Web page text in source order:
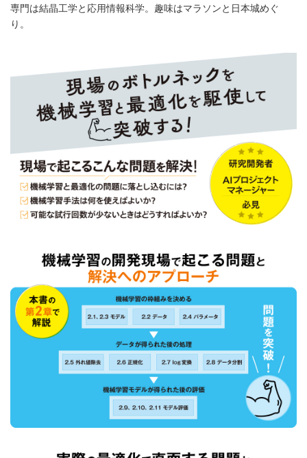
専門は結晶工学と応用情報科学。趣味はマラソンと日本城めぐ
り。